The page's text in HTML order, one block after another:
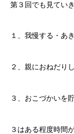
第３回でも見てい
１、我慢する・あ
２、親におねだり
３、おこづかいを
３はある程度時間